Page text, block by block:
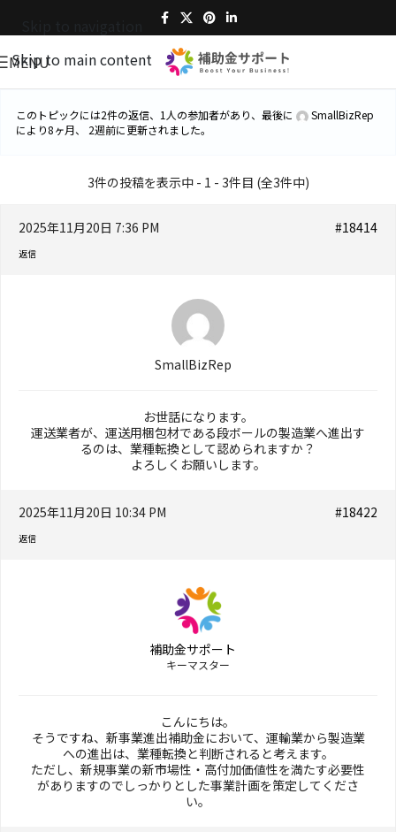
Skip to main content
MENU
このトピックには2件の返信、1人の参加者があり、最後に
SmallBizRep
により8ヶ月、 2週前に更新されました。
3件の投稿を表示中 - 1 - 3件目 (全3件中)
2025年11月20日 7:36 PM #18414
返信
SmallBizRep
お世話になります。
運送業者が、運送用梱包材である段ボールの製造業へ進出す
るのは、業種転換として認められますか？
よろしくお願いします。
2025年11月20日 10:34 PM #18422
返信
補助金サポート
キーマスター
こんにちは。
そうですね、新事業進出補助金において、運輸業から製造業
への進出は、業種転換と判断されると考えます。
ただし、新規事業の新市場性・高付加価値性を満たす必要性
がありますのでしっかりとした事業計画を策定してくださ
い。